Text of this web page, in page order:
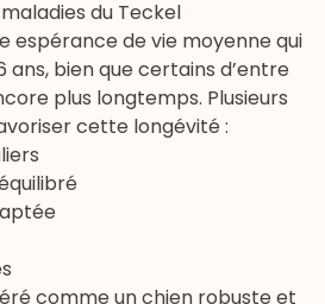
du Teckel
espérance de vie moyenne qui
ans, bien que certains d’entre
plus longtemps. Plusieurs
cette longévité :
comme un chien robuste et